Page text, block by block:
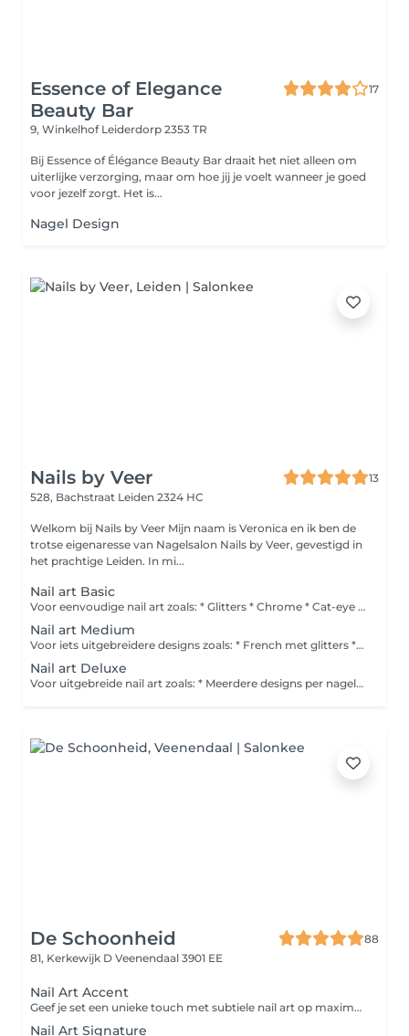
Essence of Elegance
Beauty Bar
17
9, Winkelhof Leiderdorp 2353 TR
Bij Essence of Élégance Beauty Bar draait het niet alleen om
uiterlijke verzorging, maar om hoe jij je voelt wanneer je goed
voor jezelf zorgt. Het is...
Nagel Design
Nails by Veer
13
528, Bachstraat Leiden 2324 HC
Welkom bij Nails by Veer Mijn naam is Veronica en ik ben de
trotse eigenaresse van Nagelsalon Nails by Veer, gevestigd in
het prachtige Leiden. In mi...
Nail art Basic
Voor eenvoudige nail art zoals: * Glitters * Chrome * Cat-eye * Pigment * Folie * Kleine steentjes
Nail art Medium
Voor iets uitgebreidere designs zoals: * French met glitters * Marble * Meerdere kleuren * Kleine designs
Nail art Deluxe
Voor uitgebreide nail art zoals: * Meerdere designs per nagel * Veel steentjes * Handgeschilderde nail art
De Schoonheid
88
81, Kerkewijk D Veenendaal 3901 EE
Nail Art Accent
Geef je set een unieke touch met subtiele nail art op maximaal 2 nagels. Denk aan fijne details, Chrome, glitter, stickers of een eenvoudig design. Deze behandeling is een aanvulling op een nagelbehandeling.
Nail Art Signature